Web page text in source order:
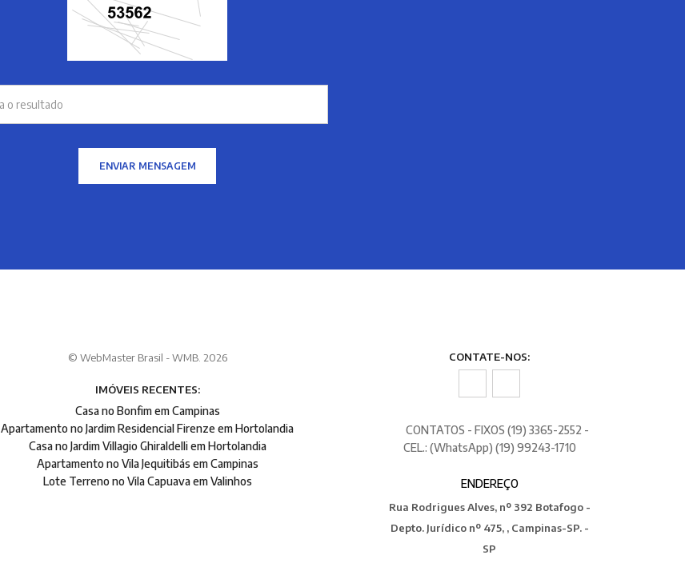
ENVIAR MENSAGEM
© WebMaster Brasil - WMB. 2026
IMÓVEIS RECENTES:
Casa no Bonfim em Campinas
Apartamento no Jardim Residencial Firenze em Hortolandia
Casa no Jardim Villagio Ghiraldelli em Hortolandia
Apartamento no Vila Jequitibás em Campinas
Lote Terreno no Vila Capuava em Valinhos
CONTATE-NOS:
CONTATOS - FIXOS (19) 3365-2552 -
CEL.: (WhatsApp) (19) 99243-1710
ENDEREÇO
Rua Rodrigues Alves, nº 392 Botafogo -
Depto. Jurídico nº 475, , Campinas-SP. -
SP